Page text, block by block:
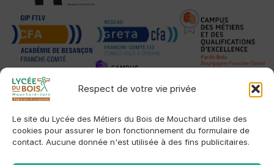
Respect de votre vie privée
Le site du Lycée des Métiers du Bois de Mouchard utilise des
cookies pour assurer le bon fonctionnement du formulaire de
contact. Aucune donnée n'est utilisée à des fins publicitaires.